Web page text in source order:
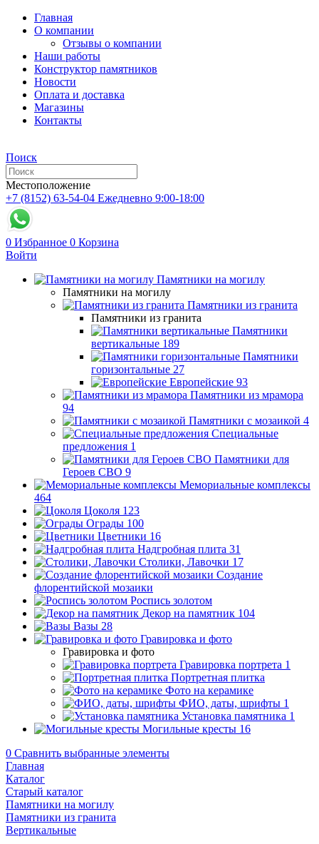
Главная
О компании
Отзывы о компании
Наши работы
Конструктор памятников
Новости
Оплата и доставка
Магазины
Контакты
Поиск
Местоположение
+7 (8152) 63-54-04 Ежедневно 9:00-18:00
0 Избранное 0 Корзина
Войти
Памятники на могилу
Памятники на могилу
Памятники из гранита
Памятники из гранита
Памятники
вертикальные 189
Памятники
горизонтальные 27
Европейские 93
Памятники из мрамора
94
Памятники с мозаикой 4
Специальные
предложения 1
Памятники для
Героев СВО 9
Мемориальные комплексы
464
Цоколя 123
Ограды 100
Цветники 16
Надгробная плита 31
Столики, Лавочки 17
Создание
флорентийской мозаики
Роспись золотом
Декор на памятник 104
Вазы 28
Гравировка и фото
Гравировка и фото
Гравировка портрета 1
Портретная плитка
Фото на керамике
ФИО, даты, шрифты 1
Установка памятника 1
Могильные кресты 16
0 Сравнить выбранные элементы
Главная
Каталог
Старый каталог
Памятники на могилу
Памятники из гранита
Вертикальные